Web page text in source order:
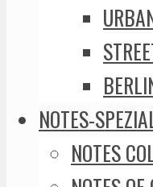
NOTES-SPEZIAL
NOTES